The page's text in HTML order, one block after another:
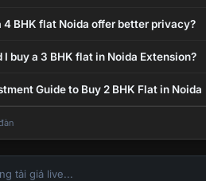
4 BHK flat Noida offer better privacy?
I buy a 3 BHK flat in Noida Extension?
Guide to Buy 2 BHK Flat in Noida
tải giá live...